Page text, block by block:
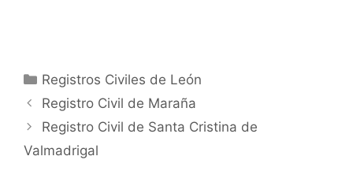
Categorías
Registros Civiles de León
Registro Civil de Maraña
Registro Civil de Santa Cristina de
Valmadrigal